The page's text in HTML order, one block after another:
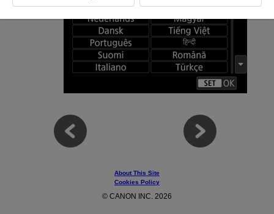
About This Site
Cookies Policy
© CANON INC. 2026